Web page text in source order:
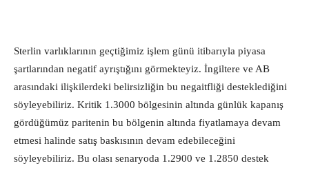
Sterlin varlıklarının geçtiğimiz işlem günü itibarıyla piyasa
şartlarından negatif ayrıştığını görmekteyiz. İngiltere ve AB
arasındaki ilişkilerdeki belirsizliğin bu negaitfliği desteklediğini
söyleyebiliriz. Kritik 1.3000 bölgesinin altında günlük kapanış
gördüğümüz paritenin bu bölgenin altında fiyatlamaya devam
etmesi halinde satış baskısının devam edebileceğini
söyleyebiliriz. Bu olası senaryoda 1.2900 ve 1.2850 destek